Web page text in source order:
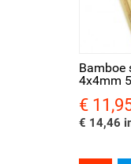
Bamboe
4x4mm
Prijs
€
€ 14,46